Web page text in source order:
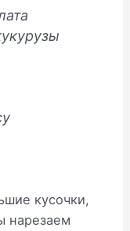
кусочки,
нарезаем